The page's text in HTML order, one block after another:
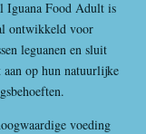
Iguana Food Adult is
ontwikkeld voor
leguanen en sluit
aan op hun natuurlijke
voeding